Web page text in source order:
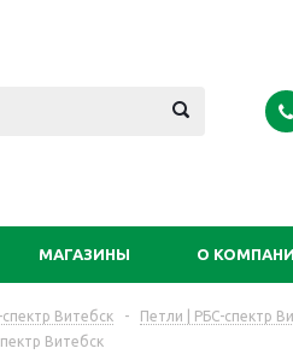
МАГАЗИНЫ О
Витебск - Петли | РБС-спектр
Витебск